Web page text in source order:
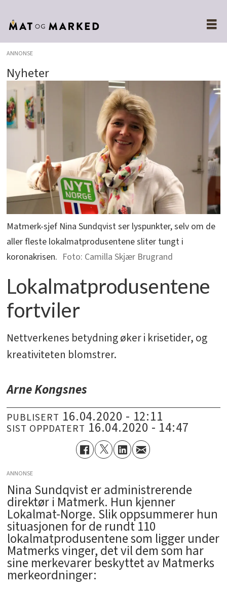
ANNONSE
Nyheter
Matmerk-sjef Nina Sundqvist ser lyspunkter, selv om de
aller fleste lokalmatprodusentene sliter tungt i
koronakrisen.
Camilla Skjær Brugrand
Lokalmatprodusentene
fortviler
Nettverkenes betydning øker i krisetider, og
kreativiteten blomstrer.
Arne Kongsnes
PUBLISERT 16.04.2020 - 12:11
SIST OPPDATERT 16.04.2020 - 14:47
ANNONSE
Nina Sundqvist er administrerende
direktør i Matmerk. Hun kjenner
Lokalmat-Norge. Slik oppsummerer hun
situasjonen for de rundt 110
lokalmatprodusentene som ligger under
Matmerks vinger, det vil dem som har
sine merkevarer beskyttet av Matmerks
merkeordninger: